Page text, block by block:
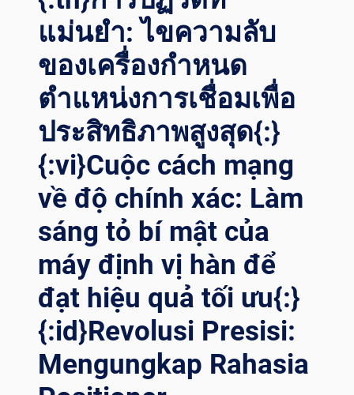
ECNOLOGIE A
VANZATE D
EI R
OTATORI{:}{
:TH}ข
ับเ
คลื่อนค
วามก
้าวหน้า: ป
ฏิวัติก
ารเ
าคพ
้วยเ
ทคโนโลยี R
OTATOR ข
ั้นส
ูง{:}{
:VI}TIẾN T
RÌNH C
แม่นยำ: ไขความลับ
ของเครื่องกำหนด
ตำแหน่งการเชื่อมเพื่อ
ประสิทธิภาพสูงสุด{:}
{:vi}Cuộc cách mạng
về độ chính xác: Làm
sáng tỏ bí mật của
máy định vị hàn để
đạt hiệu quả tối ưu{:}
{:id}Revolusi Presisi:
Mengungkap Rahasia